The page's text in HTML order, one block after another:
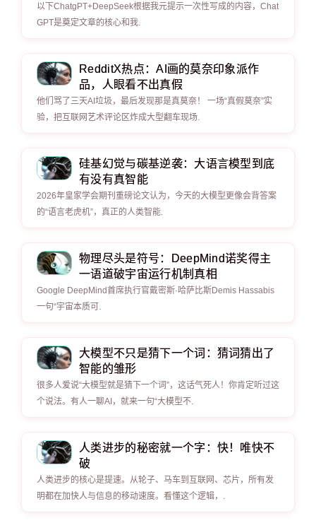
以下ChatgPT+DeepSeek根据我元提示一次性写成的内容，Chat
GPT是奠定文章的核心和我.
RedditX热点：AI画的莫奈印象派作
品，人眼看不出真假
他们骂了三天AI垃圾，最后发现那是真莫奈！ 一场“真假莫奈”实
验，把互联网艺术评论区炸成大型翻车现场.
硅基幻觉与碳基逆袭：大语言模型到底
有没有真智能
2026年皇家学会期刊重磅论文认为，今天的大模型更像会背答案
的“语言老虎机”，真正的人类智能.
物理尽头是符号：DeepMind诺奖得主
一语道破宇宙运行机制真相
Google DeepMind首席执行官戴密斯·哈萨比斯Demis Hassabis
一句“宇宙本质可.
大模型不只是猜下一个词：猜词猜出了
智能的雏形
很多人爱说“大模型就是猜下一个词”，这话气死人！你肯定听过这
个说法。有人一聊AI，就来一句“大模型不.
人类进步的秘密就一个字：快！唯快不
破
人类进步的核心是提速。从轮子、马车到互联网、芯片，所有发
明都在加快人与信息的移动速度。看懂这个逻辑，.